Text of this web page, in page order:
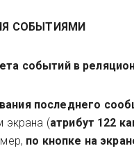
СОБЫТИЯМИ
событий в
последнего
экрана (атрибут 122
по кнопке на